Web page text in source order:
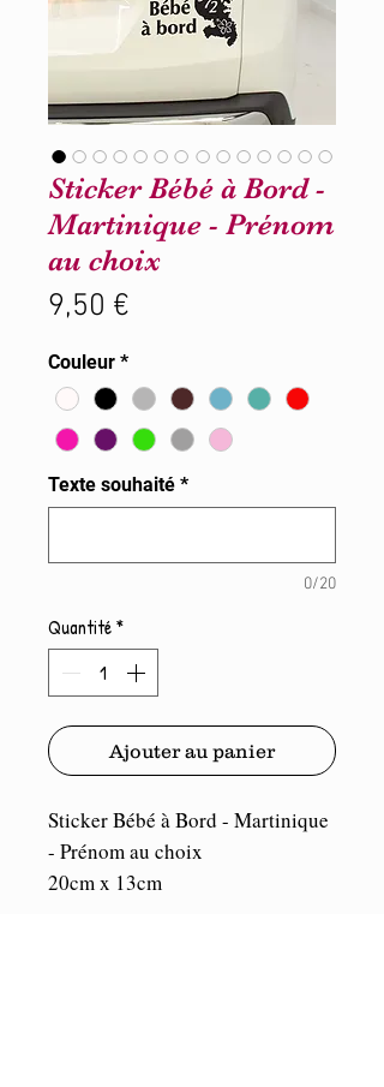
Sticker Bébé à Bord -
Martinique - Prénom
au choix
9,50 €
Couleur *
Texte souhaité *
0/20
Quantité*
Ajouter au panier
Sticker Bébé à Bord - Martinique
- Prénom au choix
20cm x 13cm